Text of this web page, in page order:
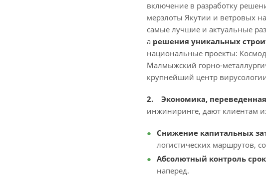
включение в разработку
мерзлоты Якутии и ветровых
самые лучшие и актуальные
а решения уникальных
национальные проекты:
Малмыжский горно-
крупнейший центр
2. Экономика,
инжиниринге, дают клиентам
Снижение капитальных
логистических маршрутов,
Абсолютный контроль
наперед.